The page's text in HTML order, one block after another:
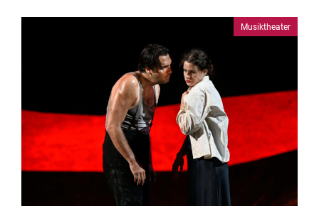
Musiktheater